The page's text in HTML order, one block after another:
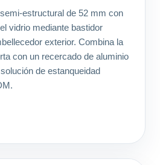
estructural de 52 mm con
vidrio mediante bastidor
exterior. Combina la
con un recercado de aluminio
de estanqueidad